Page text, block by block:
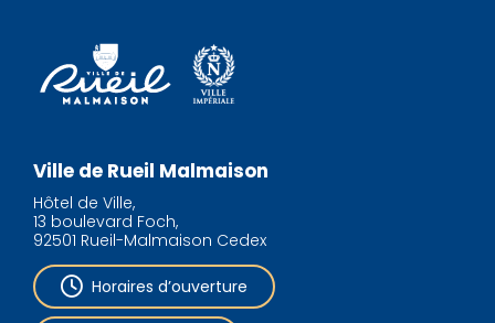
Ville de Rueil Malmaison
Hôtel de Ville,
13 boulevard Foch,
92501 Rueil-Malmaison Cedex
Horaires d’ouverture